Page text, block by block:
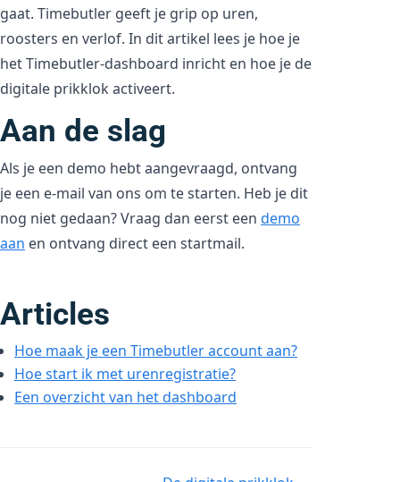
gaat. Timebutler geeft je grip op uren,
roosters en verlof. In dit artikel lees je hoe je
het Timebutler-dashboard inricht en hoe je de
digitale prikklok activeert.
Aan de slag
Als je een demo hebt aangevraagd, ontvang
je een e-mail van ons om te starten. Heb je dit
nog niet gedaan? Vraag dan eerst een demo
aan en ontvang direct een startmail.
Articles
Hoe maak je een Timebutler account aan?
Hoe start ik met urenregistratie?
Een overzicht van het dashboard